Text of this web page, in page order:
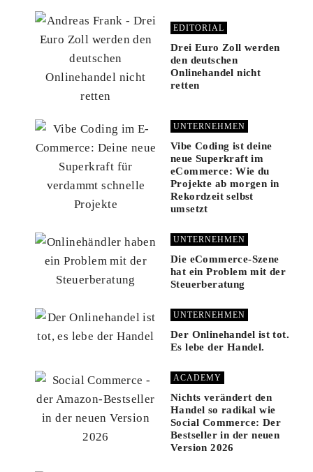
EDITORIAL
Drei Euro Zoll werden
den deutschen
Onlinehandel nicht
retten
UNTERNEHMEN
Vibe Coding ist deine
neue Superkraft im
eCommerce: Wie du
Projekte ab morgen in
Rekordzeit selbst
umsetzt
UNTERNEHMEN
Die eCommerce-Szene
hat ein Problem mit der
Steuerberatung
UNTERNEHMEN
Der Onlinehandel ist tot.
Es lebe der Handel.
ACADEMY
Nichts verändert den
Handel so radikal wie
Social Commerce: Der
Bestseller in der neuen
Version 2026